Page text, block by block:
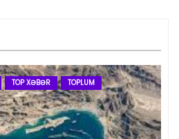
TOP XƏBƏR TOPLUM